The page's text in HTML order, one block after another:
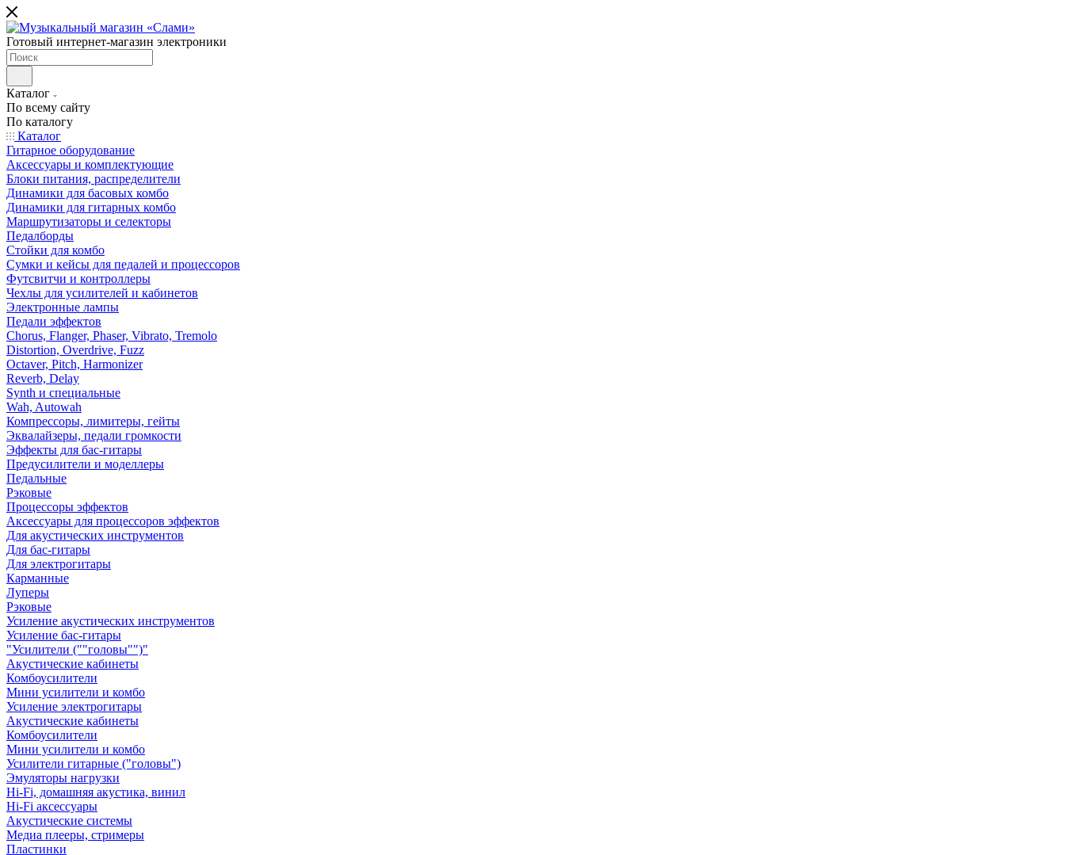
Готовый интернет-магазин электроники
Каталог
По всему сайту
По каталогу
Каталог
Гитарное оборудование
Аксессуары и комплектующие
Блоки питания, распределители
Динамики для басовых комбо
Динамики для гитарных комбо
Маршрутизаторы и селекторы
Педалборды
Стойки для комбо
Сумки и кейсы для педалей и процессоров
Футсвитчи и контроллеры
Чехлы для усилителей и кабинетов
Электронные лампы
Педали эффектов
Chorus, Flanger, Phaser, Vibrato, Tremolo
Distortion, Overdrive, Fuzz
Octaver, Pitch, Harmonizer
Reverb, Delay
Synth и специальные
Wah, Autowah
Компрессоры, лимитеры, гейты
Эквалайзеры, педали громкости
Эффекты для бас-гитары
Предусилители и моделлеры
Педальные
Рэковые
Процессоры эффектов
Аксессуары для процессоров эффектов
Для акустических инструментов
Для бас-гитары
Для электрогитары
Карманные
Луперы
Рэковые
Усиление акустических инструментов
Усиление бас-гитары
"Усилители (""головы"")"
Акустические кабинеты
Комбоусилители
Мини усилители и комбо
Усиление электрогитары
Акустические кабинеты
Комбоусилители
Мини усилители и комбо
Усилители гитарные ("головы")
Эмуляторы нагрузки
Hi-Fi, домашняя акустика, винил
Hi-Fi аксессуары
Акустические системы
Медиа плееры, стримеры
Пластинки